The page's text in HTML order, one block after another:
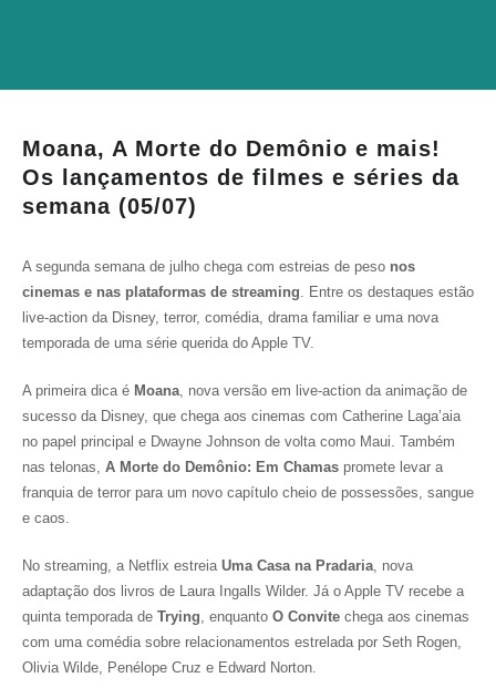
Moana, A Morte do Demônio e mais!
Os lançamentos de filmes e séries da
semana (05/07)
A segunda semana de julho chega com estreias de peso nos
cinemas e nas plataformas de streaming. Entre os destaques estão
live-action da Disney, terror, comédia, drama familiar e uma nova
temporada de uma série querida do Apple TV.
A primeira dica é Moana, nova versão em live-action da animação de
sucesso da Disney, que chega aos cinemas com Catherine Laga’aia
no papel principal e Dwayne Johnson de volta como Maui. Também
nas telonas, A Morte do Demônio: Em Chamas promete levar a
franquia de terror para um novo capítulo cheio de possessões, sangue
e caos.
No streaming, a Netflix estreia Uma Casa na Pradaria, nova
adaptação dos livros de Laura Ingalls Wilder. Já o Apple TV recebe a
quinta temporada de Trying, enquanto O Convite chega aos cinemas
com uma comédia sobre relacionamentos estrelada por Seth Rogen,
Olivia Wilde, Penélope Cruz e Edward Norton.